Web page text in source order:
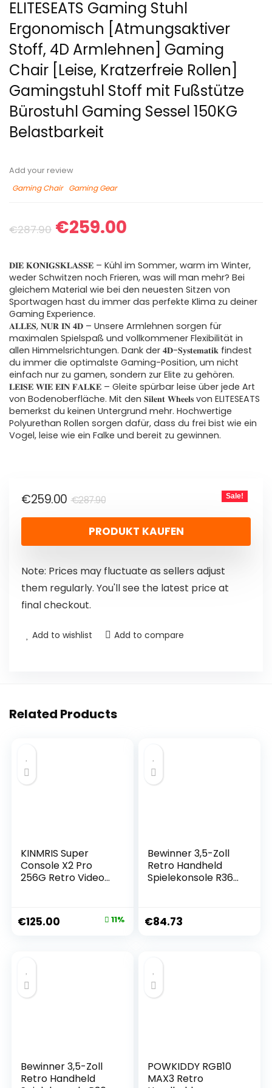
ELITESEATS Gaming Stuhl
Ergonomisch [Atmungsaktiver
Stoff, 4D Armlehnen] Gaming
Chair [Leise, Kratzerfreie Rollen]
Gamingstuhl Stoff mit Fußstütze
Bürostuhl Gaming Sessel 150KG
Belastbarkeit
Add your review
Gaming Chair
Gaming Gear
€287.90 €259.00
𝐃𝐈𝐄 𝐊𝐎̈𝐍𝐈𝐆𝐒𝐊𝐋𝐀𝐒𝐒𝐄 – Kühl im Sommer, warm im Winter,
weder Schwitzen noch Frieren, was will man mehr? Bei
gleichem Material wie bei den neuesten Sitzen von
Sportwagen hast du immer das perfekte Klima zu deiner
Gaming Experience.
𝐀𝐋𝐋𝐄𝐒, 𝐍𝐔𝐑 𝐈𝐍 𝟒𝐃 – Unsere Armlehnen sorgen für
maximalen Spielspaß und vollkommener Flexibilität in
allen Himmelsrichtungen. Dank der 𝟒𝐃-𝐒𝐲𝐬𝐭𝐞𝐦𝐚𝐭𝐢𝐤 findest
du immer die optimalste Gaming-Position, um nicht
einfach nur zu gamen, sondern zur Elite zu gehören.
𝐋𝐄𝐈𝐒𝐄 𝐖𝐈𝐄 𝐄𝐈𝐍 𝐅𝐀𝐋𝐊𝐄 – Gleite spürbar leise über jede Art
von Bodenoberfläche. Mit den 𝐒𝐢𝐥𝐞𝐧𝐭 𝐖𝐡𝐞𝐞𝐥𝐬 von ELITESEATS
bemerkst du keinen Untergrund mehr. Hochwertige
Polyurethan Rollen sorgen dafür, dass du frei bist wie ein
Vogel, leise wie ein Falke und bereit zu gewinnen.
€287.90
€259.00 Sale!
PRODUKT KAUFEN
Note: Prices may fluctuate as sellers adjust
them regularly. You'll see the latest price at
final checkout.
Add to wishlist Add to compare
Related Products
KINMRIS Super
Console X2 Pro
256G Retro Video
70+
Spieleemulatoren
€125.00 11%
Bewinner 3,5-Zoll
Retro Handheld
Spielekonsole R36s,
Linux/Garlic
Unterstützung,
(Transparent Lila)
(128G)
€84.73
Bewinner 3,5-Zoll
Retro Handheld
POWKIDDY RGB10
MAX3 Retro